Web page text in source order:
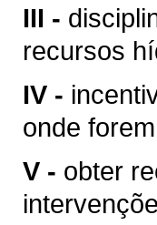
III -
recursos
IV -
onde
V - obter